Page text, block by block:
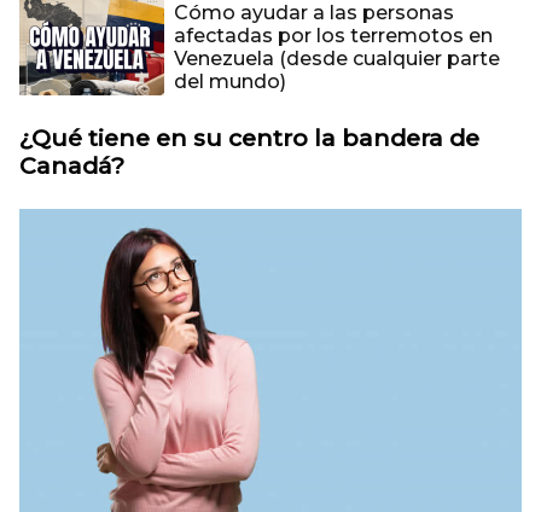
Cómo ayudar a las personas
afectadas por los terremotos en
Venezuela (desde cualquier parte
del mundo)
¿Qué tiene en su centro la bandera de
Canadá?